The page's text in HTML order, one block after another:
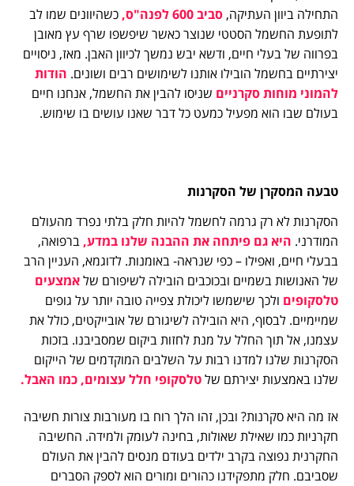
התחילה ביוון העתיקה,סביב 600 לפנה"ס,
כשהיוונים שמו לב
לתופעת החשמל הסטטי שנוצר כאשר שיפשפו שרף עץ מאובן
בפרווה של בעלי חיים, ודשא יבש נמשך לכיוון האבן. מאז, ניסויים
יצירתיים בחשמל הובילו אותנו לשימושים רבים ושונים. הודות
להמוני מוחות סקרניים שניסו להבין את החשמל, אנחנו חיים
בעולם שבו הוא מפעיל כמעט כל דבר שאנו עושים בו שימוש.
טבעה המסקרן של הסקרנות
הסקרנות לא רק גרמה לחשמל להיות חלק בלתי נפרד מהעולם
המודרני. היא גם פיתחה את ההבנה שלנו במדע,ברפואה,
בבעלי חיים, ואפילו – כפי שנראה- באומנות. לדוגמא, העניין הרב
של האנושות בשמיים ובכוכבים הובילה לשיפורם שלאמצעים
טלסקופים ולכך שישמשו ליכולת צפייה טובה יותר על גופים
שמיימיים. לבסוף, היא הובילה לשיגורם של אובייקטים, כולל את
עצמנו, אל תוך החלל על מנת לחזות ביקום שמסביבנו. בזכות
הסקרנות שלנו למדנו רבות על השלבים המוקדמים של הייקום
שלנו באמצעות יצירתם שלטלסקופי חלל עצומים, כמו האבל.
אז מה היא סקרנות? ובכן, זהו הלך רוח בו מעורבות צורות חשיבה
חקרניות כמו שאילת שאולות, בחינה לעומק ולמידה. החשיבה
החקרנית נפוצה בקרב ילדים בעודם מנסים להבין את העולם
שסביבם. חלק מתפקידנו כהורים ומורים הוא לספק הסברים